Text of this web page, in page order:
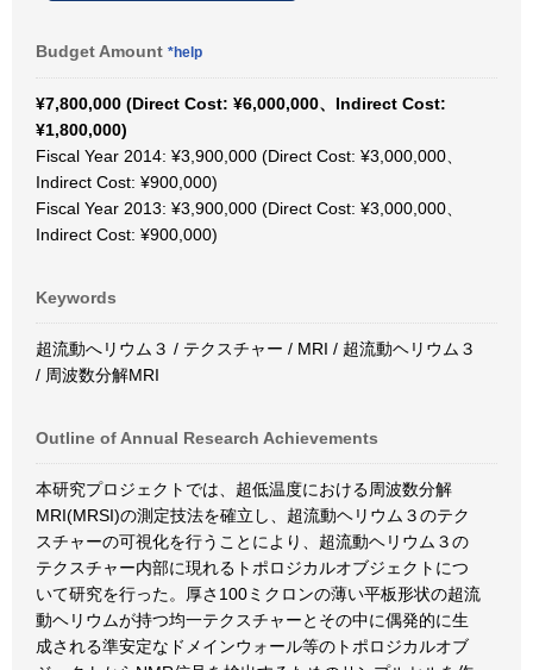
Budget Amount *help
¥7,800,000 (Direct Cost: ¥6,000,000、Indirect Cost:
¥1,800,000)
Fiscal Year 2014: ¥3,900,000 (Direct Cost: ¥3,000,000、
Indirect Cost: ¥900,000)
Fiscal Year 2013: ¥3,900,000 (Direct Cost: ¥3,000,000、
Indirect Cost: ¥900,000)
Keywords
超流動へリウム３ / テクスチャー / MRI / 超流動ヘリウム３
/ 周波数分解MRI
Outline of Annual Research Achievements
本研究プロジェクトでは、超低温度における周波数分解
MRI(MRSI)の測定技法を確立し、超流動ヘリウム３のテク
スチャーの可視化を行うことにより、超流動ヘリウム３の
テクスチャー内部に現れるトポロジカルオブジェクトにつ
いて研究を行った。厚さ100ミクロンの薄い平板形状の超流
動ヘリウムが持つ均一テクスチャーとその中に偶発的に生
成される準安定なドメインウォール等のトポロジカルオブ